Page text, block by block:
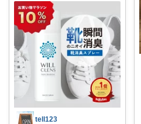
tell123